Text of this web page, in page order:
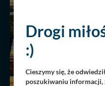
Drogi
:)
Cieszymy się, że
poszukiwaniu informacji,